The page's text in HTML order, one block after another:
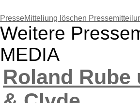
PresseMitteliung löschen
Weitere
MEDIA
Roland